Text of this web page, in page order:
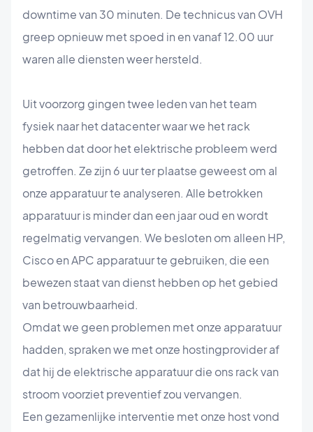
downtime van 30 minuten. De technicus van OVH
greep opnieuw met spoed in en vanaf 12.00 uur
waren alle diensten weer hersteld.
Uit voorzorg gingen twee leden van het team
fysiek naar het datacenter waar we het rack
hebben dat door het elektrische probleem werd
getroffen. Ze zijn 6 uur ter plaatse geweest om al
onze apparatuur te analyseren. Alle betrokken
apparatuur is minder dan een jaar oud en wordt
regelmatig vervangen. We besloten om alleen HP,
Cisco en APC apparatuur te gebruiken, die een
bewezen staat van dienst hebben op het gebied
van betrouwbaarheid.
Omdat we geen problemen met onze apparatuur
hadden, spraken we met onze hostingprovider af
dat hij de elektrische apparatuur die ons rack van
stroom voorziet preventief zou vervangen.
Een gezamenlijke interventie met onze host vond